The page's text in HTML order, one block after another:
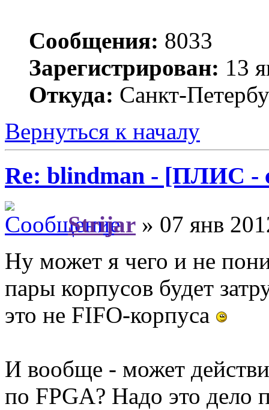
Сообщения: 8033
Зарегистрирован: 13
Откуда: Санкт-
Вернуться к началу
Re: blindman - [ПЛИС -
Strijar » 07 янв
Ну может я чего и не
пары корпусов будет
это не FIFO-корпуса
И вообще - может
по FPGA? Надо это дело